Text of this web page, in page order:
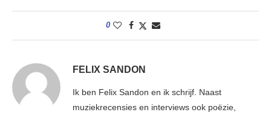
0
FELIX SANDON
Ik ben Felix Sandon en ik schrijf. Naast
muziekrecensies en interviews ook poëzie,